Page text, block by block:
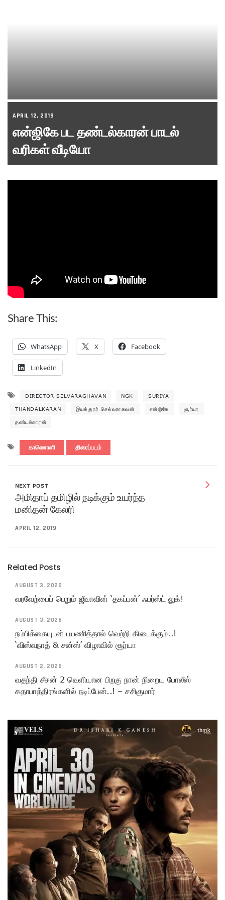
APRIL 12, 2019
என்ஜிகே பட தண்டல்காரன் பாடல்
வரிகள் வீடியோ
Share This:
WhatsApp X Facebook
LinkedIn
DIRECTOR SELVARAGHAVAN NGK SURIYA
THANDALKARAN இயக்குநர் செல்வராகவன் என்ஜிகே சூர்யா
தண்டல்காரன்
காணொளி திரைப்படம்
NEXT POST
அமிதாப் தமிழில் நடிக்கும் உயர்ந்த
மனிதன் கேலரி
APRIL 12, 2019
Related Posts
AUGUST 3, 2026
வரவேற்பைப் பெறும் ஜீவாவின் ‘தகப்பன்’ ஃபர்ஸ்ட் லுக்!
AUGUST 3, 2026
நம்பிக்கையுடன் பயணித்தால் வெற்றி கிடைக்கும்..!
‘விஸ்வநாத் & சன்ஸ்’ விழாவில் சூர்யா
AUGUST 2, 2026
வதந்தி சீசன் 2 வெளியான பிறகு நான் நிறைய போலீஸ்
கதாபாத்திரங்களில் நடிப்பேன்..! – சசிகுமார்